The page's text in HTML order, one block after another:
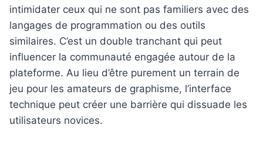
intimidater ceux qui ne sont pas familiers avec des
langages de programmation ou des outils
similaires. C’est un double tranchant qui peut
influencer la communauté engagée autour de la
plateforme. Au lieu d’être purement un terrain de
jeu pour les amateurs de graphisme, l’interface
technique peut créer une barrière qui dissuade les
utilisateurs novices.